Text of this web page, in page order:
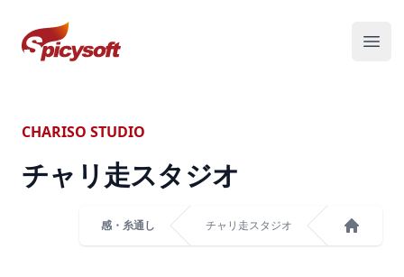
スパイシーソフト株式会社
メニ
CHARISO STUDIO
チャリ走スタジオ
感・糸通し チャリ走スタジオ